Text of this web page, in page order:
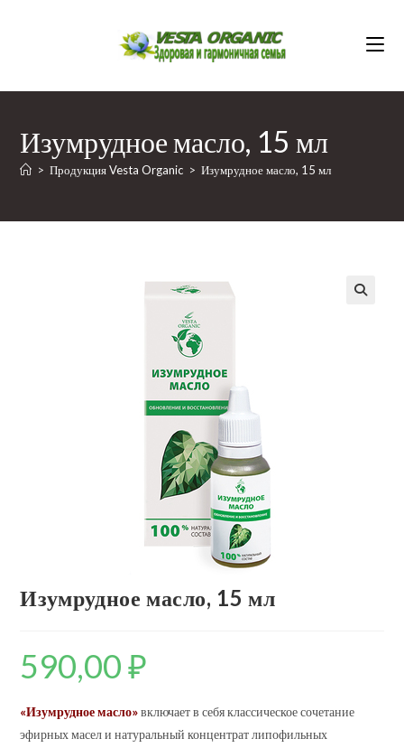
Изумрудное масло, 15 мл
> Продукция Vesta Organic > Изумрудное масло, 15 мл
Изумрудное масло, 15 мл
590,00₽
«Изумрудное масло»включает в себя классическое сочетание
эфирных масел и натуральный концентрат липофильных